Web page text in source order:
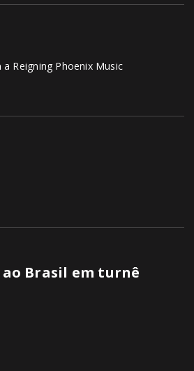
Reigning Phoenix Music
Brasil em turnê